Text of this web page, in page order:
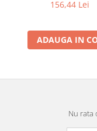
156,44 Lei
ADAUGA IN
Nu rata